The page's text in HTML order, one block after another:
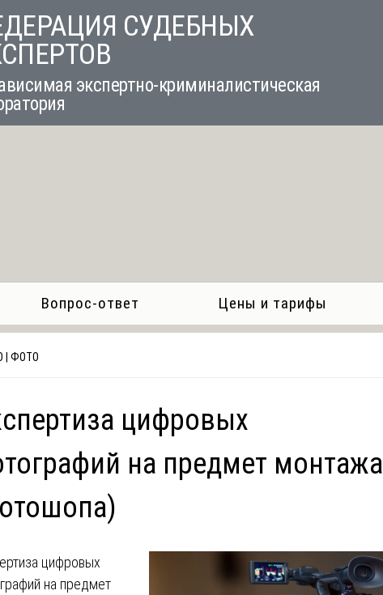
СУДЕБНЫХ
экспертно-криминалистическая
Вопрос-ответ Цены и тарифы
| ФОТО
цифровых
на предмет монтажа
цифровых
на предмет